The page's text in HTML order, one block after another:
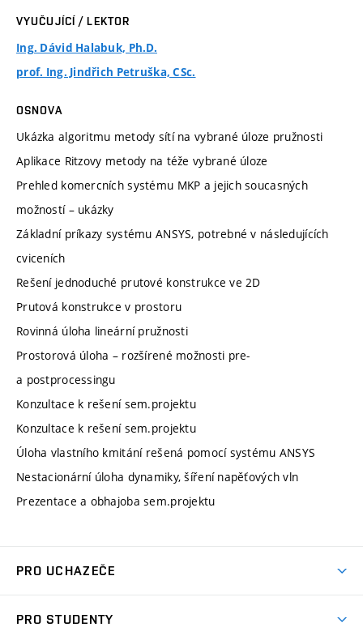
VYUČUJÍCÍ / LEKTOR
Ing. Dávid Halabuk, Ph.D.
prof. Ing. Jindřich Petruška, CSc.
OSNOVA
Ukázka algoritmu metody sítí na vybrané úloze pružnosti
Aplikace Ritzovy metody na téže vybrané úloze
Prehled komercních systému MKP a jejich soucasných
možností – ukázky
Základní príkazy systému ANSYS, potrebné v následujících
cviceních
Rešení jednoduché prutové konstrukce ve 2D
Prutová konstrukce v prostoru
Rovinná úloha lineární pružnosti
Prostorová úloha – rozšírené možnosti pre-
a postprocessingu
Konzultace k rešení sem.projektu
Konzultace k rešení sem.projektu
Úloha vlastního kmitání rešená pomocí systému ANSYS
Nestacionární úloha dynamiky, šíření napěťových vln
Prezentace a obhajoba sem.projektu
PRO UCHAZEČE
PRO STUDENTY